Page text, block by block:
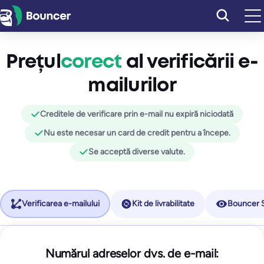
Sari
la
Prețul corect al verificării e-
mailurilor
Creditele de verificare prin e-mail nu expiră niciodată
Nu este necesar un card de credit pentru a începe.
Se acceptă diverse valute.
Verificarea e-mailului Kit de livrabilitate Bouncer
Numărul adreselor dvs. de e-mail:
Bouncer Shield